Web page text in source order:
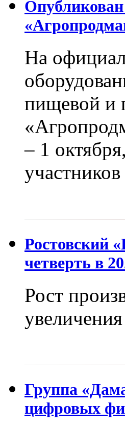
На
пищевой и
– 1
участников
Ростовский
четверть в
Рост
Группа
цифровых